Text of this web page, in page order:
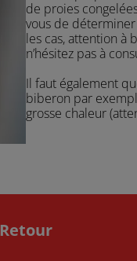
de proies
vous de
les cas, attention à
n’hésitez pas à
Il faut également
biberon par
grosse chaleur
Retour